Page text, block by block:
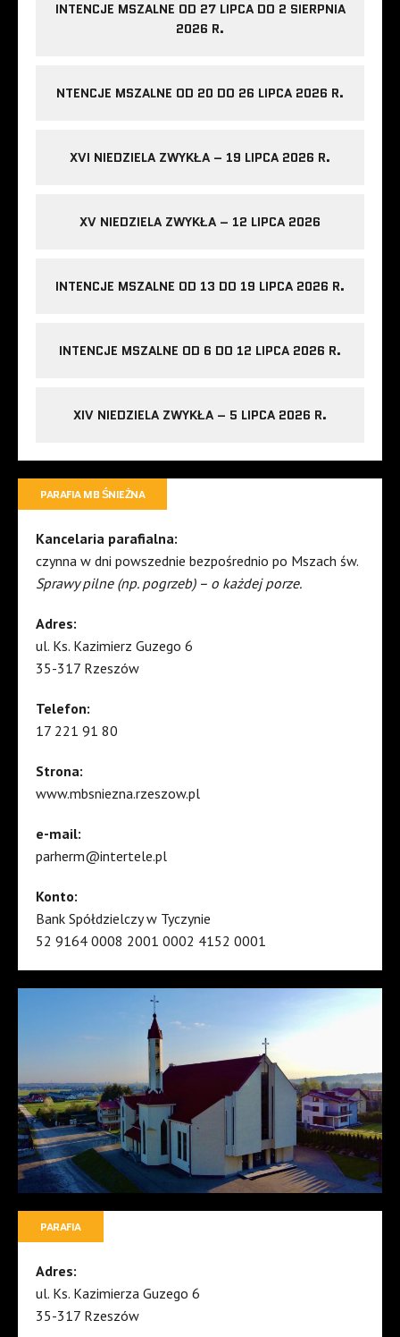
INTENCJE MSZALNE OD 27 LIPCA DO 2 SIERPNIA
2026 R.
NTENCJE MSZALNE OD 20 DO 26 LIPCA 2026 R.
XVI NIEDZIELA ZWYKŁA – 19 LIPCA 2026 R.
XV NIEDZIELA ZWYKŁA – 12 LIPCA 2026
INTENCJE MSZALNE OD 13 DO 19 LIPCA 2026 R.
INTENCJE MSZALNE OD 6 DO 12 LIPCA 2026 R.
XIV NIEDZIELA ZWYKŁA – 5 LIPCA 2026 R.
PARAFIA MB ŚNIEŻNA
Kancelaria parafialna:
czynna w dni powszednie bezpośrednio po Mszach św.
Sprawy pilne (np. pogrzeb) – o każdej porze.
Adres:
ul. Ks. Kazimierz Guzego 6
35-317 Rzeszów
Telefon:
17 221 91 80
Strona:
www.mbsniezna.rzeszow.pl
e-mail:
parherm@intertele.pl
Konto:
Bank Spółdzielczy w Tyczynie
52 9164 0008 2001 0002 4152 0001
PARAFIA
Adres:
ul. Ks. Kazimierza Guzego 6
35-317 Rzeszów